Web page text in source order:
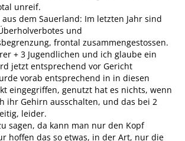
unreif.
dem Sauerland: Im letzten Jahr sind
und
frontal zusammengestossen.
+ 3 Jugendlichen und ich glaube ein
jetzt entsprechend vor Gericht
vorab entsprechend in in diesen
eingegriffen, genutzt hat es nichts, wenn
ihr Gehirn ausschalten, und das bei 2
leider.
sagen, da kann man nur den Kopf
hoffen das so etwas, in der Art, nur die